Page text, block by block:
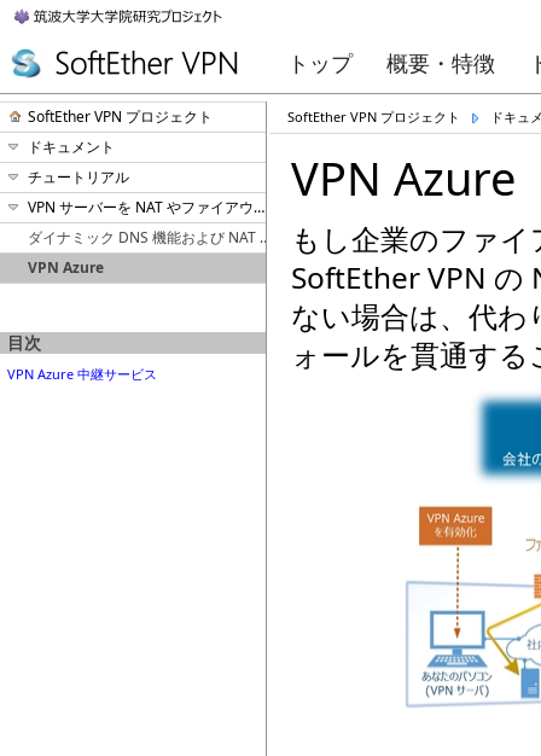
トップ 概要・特徴
SoftEther VPN プロジェクト
ドキュメント
チュートリアル
VPN サーバーを NAT やファイアウォールの内側に設置
ダイナミック DNS 機能および NAT トラバーサル機能
VPN Azure
目次
VPN Azure 中継サービス
SoftEther VPN プロジェクト ドキュ
VPN Azure
もし企業のファ
SoftEther VPN の
ない場合は、代
ォールを貫通す